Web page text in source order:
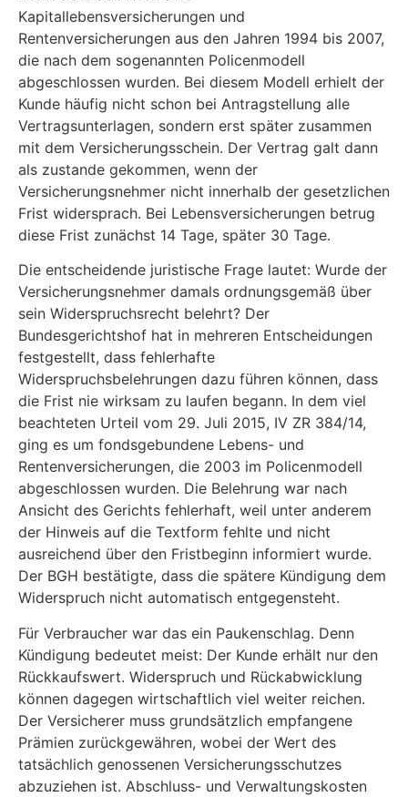
Kapitallebensversicherungen und
Rentenversicherungen aus den Jahren 1994 bis 2007,
die nach dem sogenannten Policenmodell
abgeschlossen wurden. Bei diesem Modell erhielt der
Kunde häufig nicht schon bei Antragstellung alle
Vertragsunterlagen, sondern erst später zusammen
mit dem Versicherungsschein. Der Vertrag galt dann
als zustande gekommen, wenn der
Versicherungsnehmer nicht innerhalb der gesetzlichen
Frist widersprach. Bei Lebensversicherungen betrug
diese Frist zunächst 14 Tage, später 30 Tage.
Die entscheidende juristische Frage lautet: Wurde der
Versicherungsnehmer damals ordnungsgemäß über
sein Widerspruchsrecht belehrt? Der
Bundesgerichtshof hat in mehreren Entscheidungen
festgestellt, dass fehlerhafte
Widerspruchsbelehrungen dazu führen können, dass
die Frist nie wirksam zu laufen begann. In dem viel
beachteten Urteil vom 29. Juli 2015, IV ZR 384/14,
ging es um fondsgebundene Lebens- und
Rentenversicherungen, die 2003 im Policenmodell
abgeschlossen wurden. Die Belehrung war nach
Ansicht des Gerichts fehlerhaft, weil unter anderem
der Hinweis auf die Textform fehlte und nicht
ausreichend über den Fristbeginn informiert wurde.
Der BGH bestätigte, dass die spätere Kündigung dem
Widerspruch nicht automatisch entgegensteht.
Für Verbraucher war das ein Paukenschlag. Denn
Kündigung bedeutet meist: Der Kunde erhält nur den
Rückkaufswert. Widerspruch und Rückabwicklung
können dagegen wirtschaftlich viel weiter reichen.
Der Versicherer muss grundsätzlich empfangene
Prämien zurückgewähren, wobei der Wert des
tatsächlich genossenen Versicherungsschutzes
abzuziehen ist. Abschluss- und Verwaltungskosten